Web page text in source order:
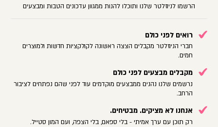
הרשמו לניוזלטר שלנו ותוכלו להנות ממגוון עדכונים הטבות ומבצעים
רואים לפני כולם
חברי הניוזלטר מקבלים הצצה ראשונה לקולקציות חדשות ולמוצרים
חמים.
מקבלים מבצעים לפני כולם
נרשמים שלנו נהנים ממבצעים מוקדמים עוד לפני שהם נפתחים לציבור
הרחב.
אנחנו לא מציקים. מבטיחים.
רק תוכן עם ערך אמיתי - בלי ספאם, בלי הצפה, ועם המון סטייל.